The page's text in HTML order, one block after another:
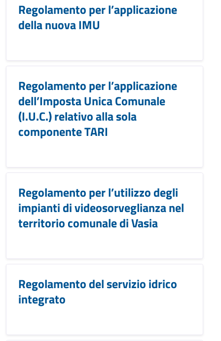
Regolamento per l’applicazione
della nuova IMU
Regolamento per l’applicazione
dell’Imposta Unica Comunale
(I.U.C.) relativo alla sola
componente TARI
Regolamento per l’utilizzo degli
impianti di videosorveglianza nel
territorio comunale di Vasia
Regolamento del servizio idrico
integrato